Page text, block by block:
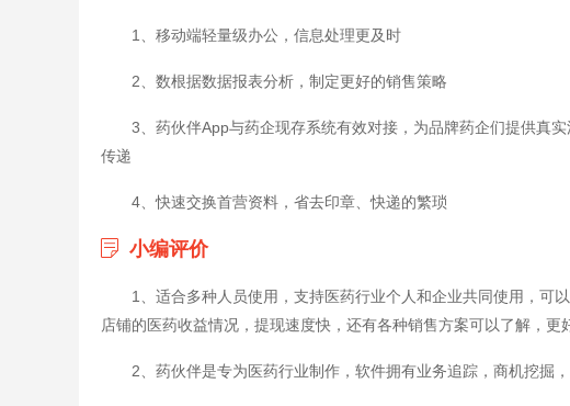
1、移动端轻量级办公，信息处理更及时
2、数根据数据报表分析，制定更好的销售策略
3、药伙伴App与药企现存系统有效对接，为品牌药企们提供真
传递
4、快速交换首营资料，省去印章、快递的繁琐
小编评价
1、适合多种人员使用，支持医药行业个人和企业共同使用，可
店铺的医药收益情况，提现速度快，还有各种销售方案可以了解，更
2、药伙伴是专为医药行业制作，软件拥有业务追踪，商机挖掘